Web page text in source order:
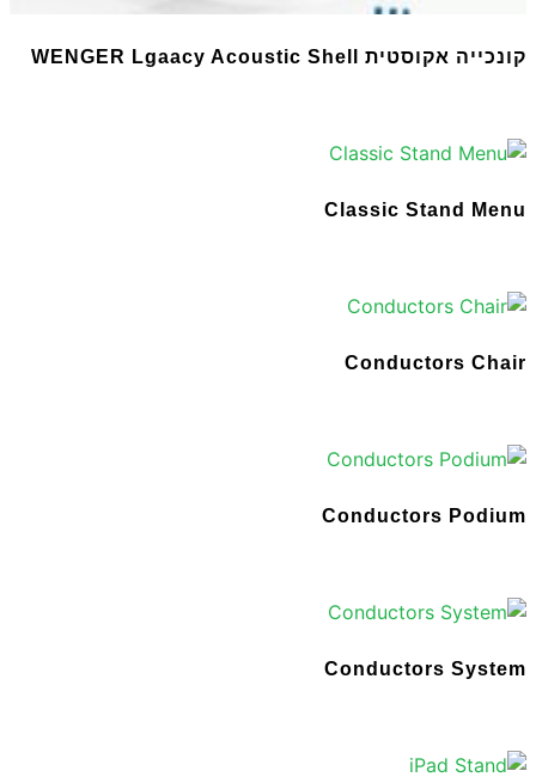
קונכייה אקוסטית WENGER Lgaacy Acoustic Shell
Classic Stand Menu
Conductors Chair
Conductors Podium
Conductors System